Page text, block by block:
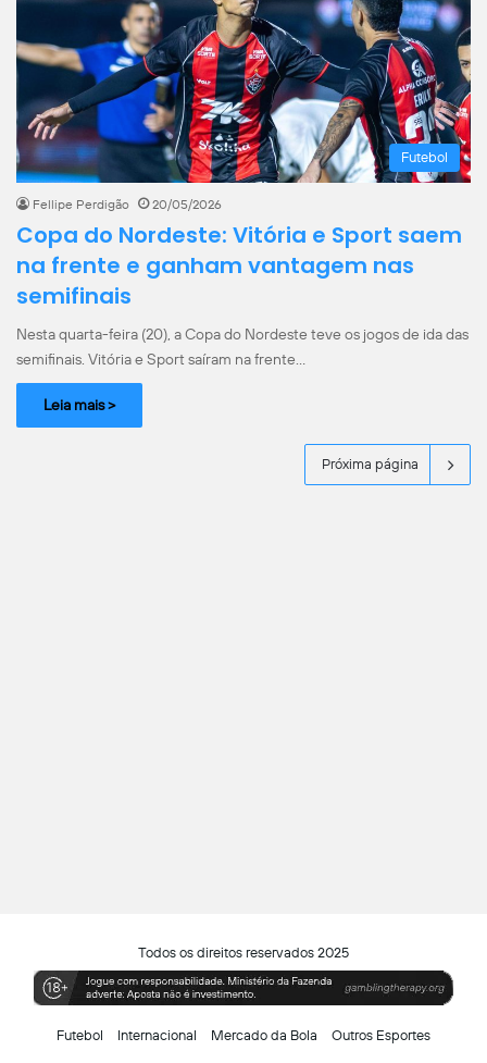
Futebol
Fellipe Perdigão 20/05/2026
Copa do Nordeste: Vitória e Sport saem
na frente e ganham vantagem nas
semifinais
Nesta quarta-feira (20), a Copa do Nordeste teve os jogos de ida das
semifinais. Vitória e Sport saíram na frente…
Leia mais >
Próxima página
Todos os direitos reservados 2025
Futebol Internacional Mercado da Bola Outros Esportes